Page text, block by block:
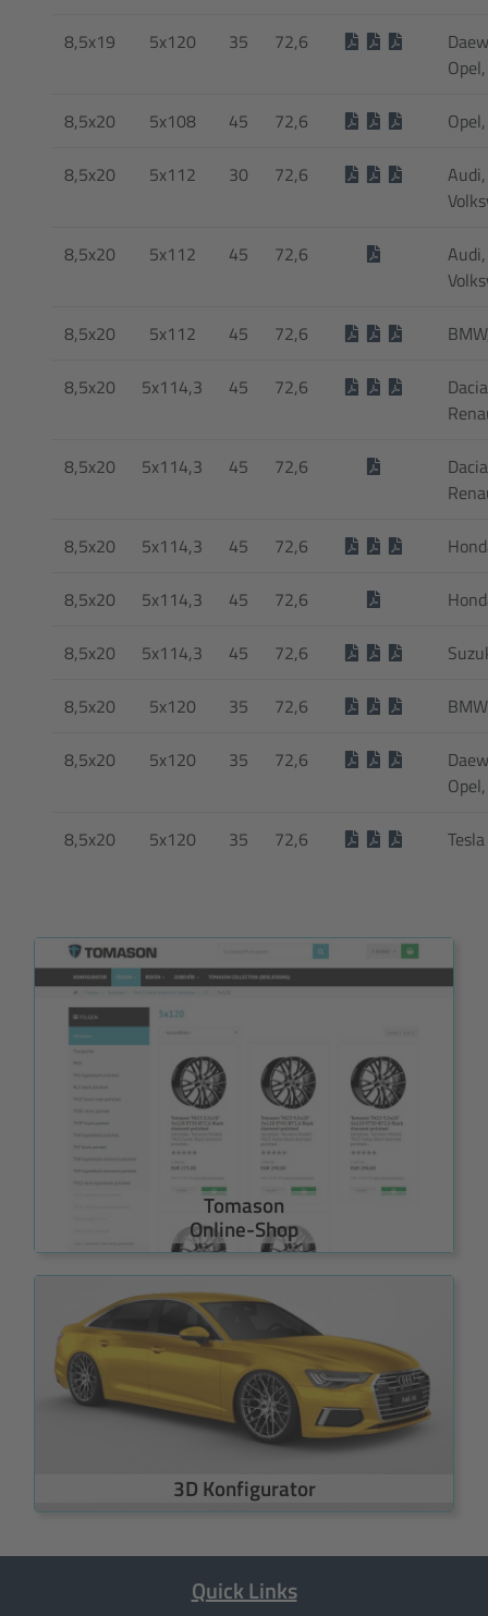
8,5x19 5x120 35 72,6
8,5x20 5x108 45 72,6
8,5x20 5x112 30 72,6
8,5x20 5x112 45 72,6
8,5x20 5x112 45 72,6
8,5x20 5x114,3 45 72,6
8,5x20 5x114,3 45 72,6
8,5x20 5x114,3 45 72,6
8,5x20 5x114,3 45 72,6
8,5x20 5x114,3 45 72,6
8,5x20 5x120 35 72,6 BMW
8,5x20 5x120 35 72,6
8,5x20 5x120 35 72,6 Tesla
Tomason
Online-Shop
3D Konfigurator
Quick Links